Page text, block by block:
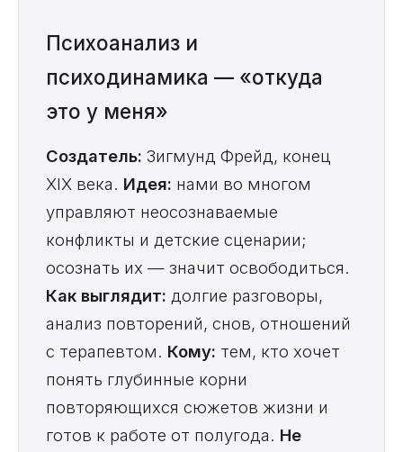
Психоанализ и
психодинамика — «откуда
это у меня»
Создатель: Зигмунд Фрейд, конец
XIX века. Идея: нами во многом
управляют неосознаваемые
конфликты и детские сценарии;
осознать их — значит освободиться.
Как выглядит: долгие разговоры,
анализ повторений, снов, отношений
с терапевтом. Кому: тем, кто хочет
понять глубинные корни
повторяющихся сюжетов жизни и
готов к работе от полугода. Не